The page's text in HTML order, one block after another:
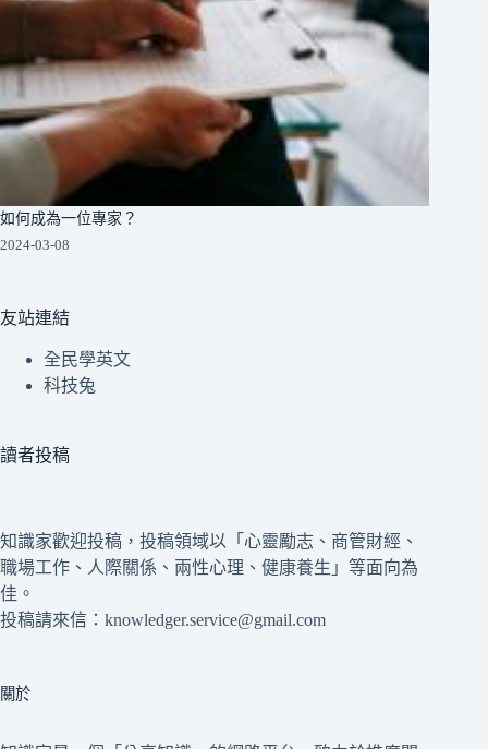
如何成為一位專家？
2024-03-08
友站連結
全民學英文
科技兔
讀者投稿
知識家歡迎投稿，投稿領域以「心靈勵志、商管財經、
職場工作、人際關係、兩性心理、健康養生」等面向為
佳。
投稿請來信：knowledger.service@gmail.com
關於